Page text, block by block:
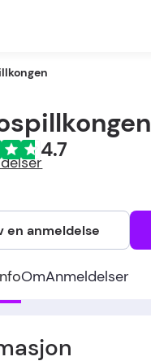
4.7
en anmeldelse
OmAnmeldelser